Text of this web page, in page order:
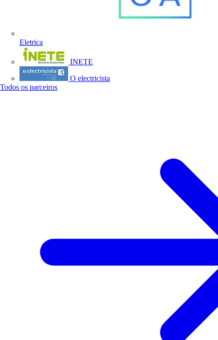
Eletrica
INETE
O electricista
Todos os parceiros